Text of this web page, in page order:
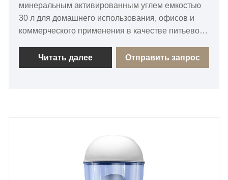
минеральным активированным углем емкостью
30 л для домашнего использования, офисов и
коммерческого применения в качестве питьевой
фильтрации, технологии минерального
активированного угля и пищевым материалам он
Читать далее Отправить запрос